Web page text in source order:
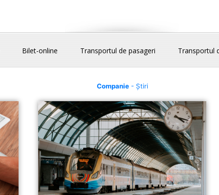
Bilet-online Transportul de pasageri Transportul
Companie- Știri